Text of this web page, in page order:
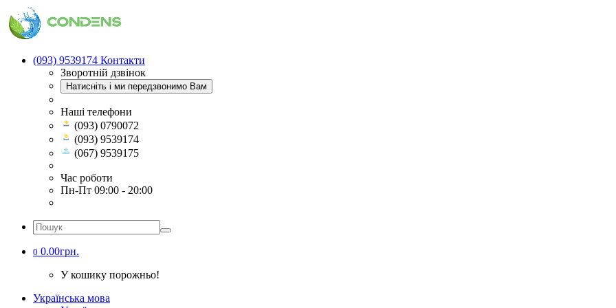
(093) 9539174 Контакти
Зворотній дзвінок
Натисніть і ми передзвонимо Вам
Наші телефони
(093) 0790072
(093) 9539174
(067) 9539175
Час роботи
Пн-Пт 09:00 - 20:00
0 0.00грн.
У кошику порожньо!
Українська мова